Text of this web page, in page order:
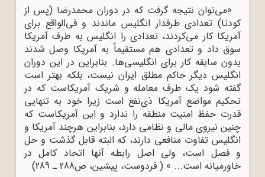
«می‌توان نتیجه گرفت که در دوران محمدرضا (پس از
کودتا) تعدادی طرفدار انگلیس ماندند و فی‌الواقع برای
آمریکا کار می‌کردند، تعدادی را انگلیس به طرف آمریکا
سوق داد و تعدادی هم مستقیماً به آمریکا وصل شدند
بدون سابقه کار برای انگلیسی‌ها. بنابراین در این دوران
انگلیس دیگر حاکم مطلق ایران نیست، بلکه بهتر است
گفته شود یک‌ طرف معامله و شریک آمریکاست که در
تحکیم مواضع آمریکا ذی‌نفع است زیرا خود به تنهایی
قدرت حفظ امنیت منطقه را ندارد و این آمریکاست که
چنین نیروی مالی و نظامی دارد، بنابراین هرچند آمریکا و
انگلیس تفاوت منافعی دارند، که البته قابل گذشت و حل
و فصل است، ولی اصل رابطه آنها اتحاد کامل در
خاورمیانه است... » ( فردوست، پیشین، ص288 ـ 289)